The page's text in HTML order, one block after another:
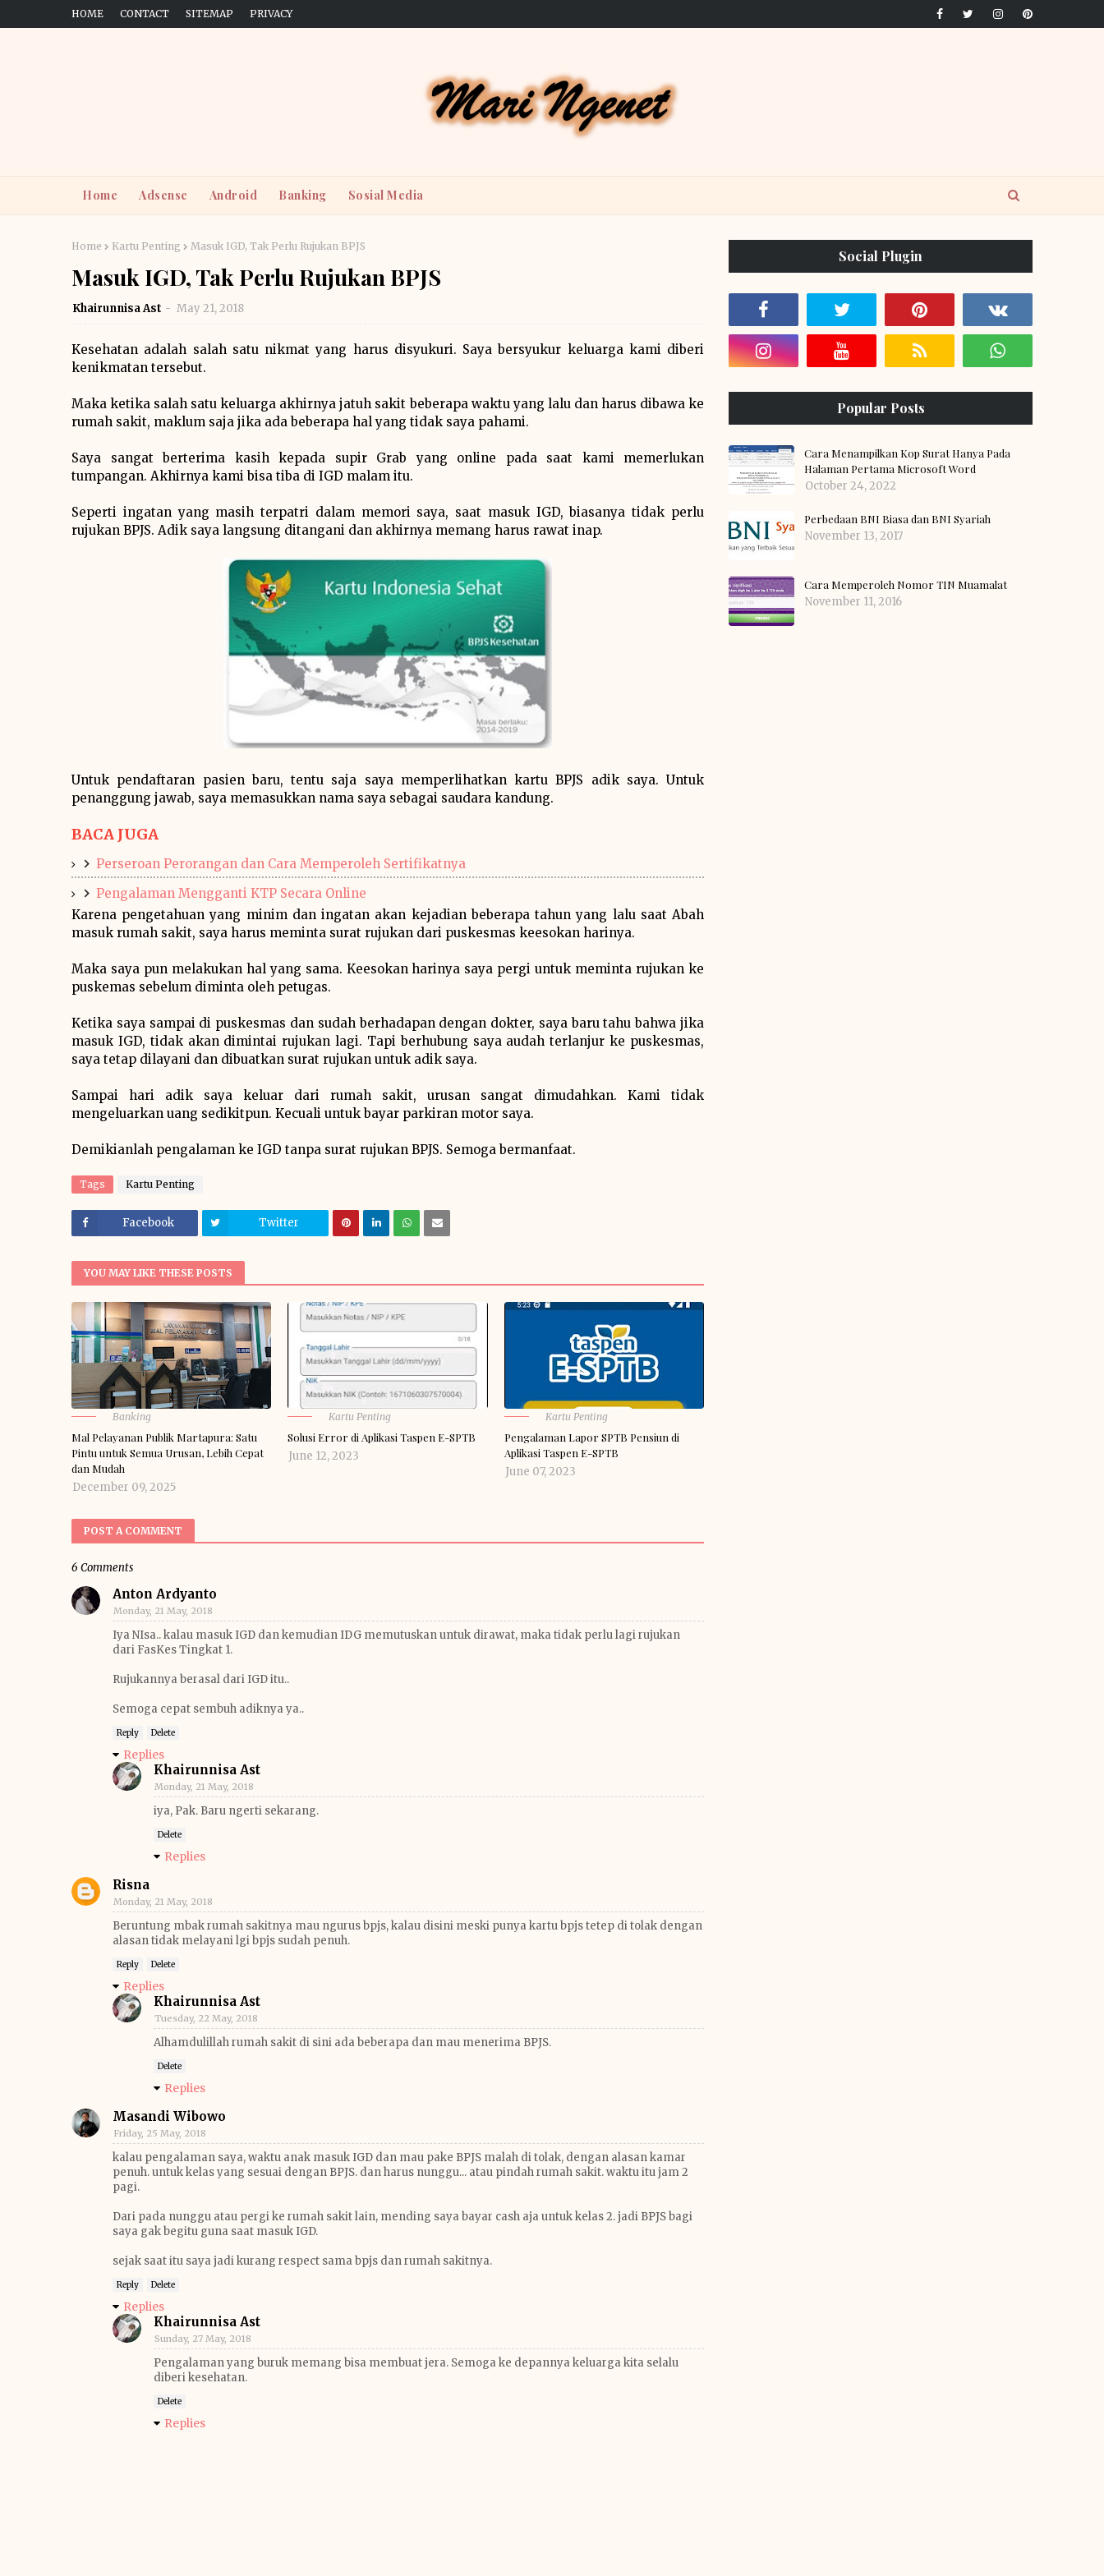
HOME CONTACT SITEMAP PRIVACY
Home Adsense Android Banking Sosial Media
Home Kartu Penting Masuk IGD, Tak Perlu Rujukan BPJS
Masuk IGD, Tak Perlu Rujukan BPJS
Khairunnisa Ast May 21, 2018
Kesehatan adalah salah satu nikmat yang harus disyukuri. Saya bersyukur keluarga kami diberi
kenikmatan tersebut.
Maka ketika salah satu keluarga akhirnya jatuh sakit beberapa waktu yang lalu dan harus dibawa ke
rumah sakit, maklum saja jika ada beberapa hal yang tidak saya pahami.
Saya sangat berterima kasih kepada supir Grab yang online pada saat kami memerlukan
tumpangan. Akhirnya kami bisa tiba di IGD malam itu.
Seperti ingatan yang masih terpatri dalam memori saya, saat masuk IGD, biasanya tidak perlu
rujukan BPJS. Adik saya langsung ditangani dan akhirnya memang harus rawat inap.
Untuk pendaftaran pasien baru, tentu saja saya memperlihatkan kartu BPJS adik saya. Untuk
penanggung jawab, saya memasukkan nama saya sebagai saudara kandung.
BACA JUGA
Perseroan Perorangan dan Cara Memperoleh Sertifikatnya
Pengalaman Mengganti KTP Secara Online
Karena pengetahuan yang minim dan ingatan akan kejadian beberapa tahun yang lalu saat Abah
masuk rumah sakit, saya harus meminta surat rujukan dari puskesmas keesokan harinya.
Maka saya pun melakukan hal yang sama. Keesokan harinya saya pergi untuk meminta rujukan ke
puskemas sebelum diminta oleh petugas.
Ketika saya sampai di puskesmas dan sudah berhadapan dengan dokter, saya baru tahu bahwa jika
masuk IGD, tidak akan dimintai rujukan lagi. Tapi berhubung saya audah terlanjur ke puskesmas,
saya tetap dilayani dan dibuatkan surat rujukan untuk adik saya.
Sampai hari adik saya keluar dari rumah sakit, urusan sangat dimudahkan. Kami tidak
mengeluarkan uang sedikitpun. Kecuali untuk bayar parkiran motor saya.
Demikianlah pengalaman ke IGD tanpa surat rujukan BPJS. Semoga bermanfaat.
Tags Kartu Penting
Facebook Twitter
YOU MAY LIKE THESE POSTS
Banking
Mal Pelayanan Publik Martapura: Satu
Pintu untuk Semua Urusan, Lebih Cepat
dan Mudah
December 09, 2025
Kartu Penting
Solusi Error di Aplikasi Taspen E-SPTB
June 12, 2023
Kartu Penting
Pengalaman Lapor SPTB Pensiun di
Aplikasi Taspen E-SPTB
June 07, 2023
POST A COMMENT
6 Comments
Anton Ardyanto
Monday, 21 May, 2018
Iya NIsa.. kalau masuk IGD dan kemudian IDG memutuskan untuk dirawat, maka tidak perlu lagi rujukan
dari FasKes Tingkat 1.
Rujukannya berasal dari IGD itu..
Semoga cepat sembuh adiknya ya..
Reply Delete
Replies
Khairunnisa Ast
Monday, 21 May, 2018
iya, Pak. Baru ngerti sekarang.
Delete
Replies
Risna
Monday, 21 May, 2018
Beruntung mbak rumah sakitnya mau ngurus bpjs, kalau disini meski punya kartu bpjs tetep di tolak dengan
alasan tidak melayani lgi bpjs sudah penuh.
Reply Delete
Replies
Khairunnisa Ast
Tuesday, 22 May, 2018
Alhamdulillah rumah sakit di sini ada beberapa dan mau menerima BPJS.
Delete
Replies
Masandi Wibowo
Friday, 25 May, 2018
kalau pengalaman saya, waktu anak masuk IGD dan mau pake BPJS malah di tolak, dengan alasan kamar
penuh. untuk kelas yang sesuai dengan BPJS. dan harus nunggu... atau pindah rumah sakit. waktu itu jam 2
pagi.
Dari pada nunggu atau pergi ke rumah sakit lain, mending saya bayar cash aja untuk kelas 2. jadi BPJS bagi
saya gak begitu guna saat masuk IGD.
sejak saat itu saya jadi kurang respect sama bpjs dan rumah sakitnya.
Reply Delete
Replies
Khairunnisa Ast
Sunday, 27 May, 2018
Pengalaman yang buruk memang bisa membuat jera. Semoga ke depannya keluarga kita selalu
diberi kesehatan.
Delete
Replies
Social Plugin
Popular Posts
Cara Menampilkan Kop Surat Hanya Pada
Halaman Pertama Microsoft Word
October 24, 2022
Perbedaan BNI Biasa dan BNI Syariah
November 13, 2017
Cara Memperoleh Nomor TIN Muamalat
November 11, 2016